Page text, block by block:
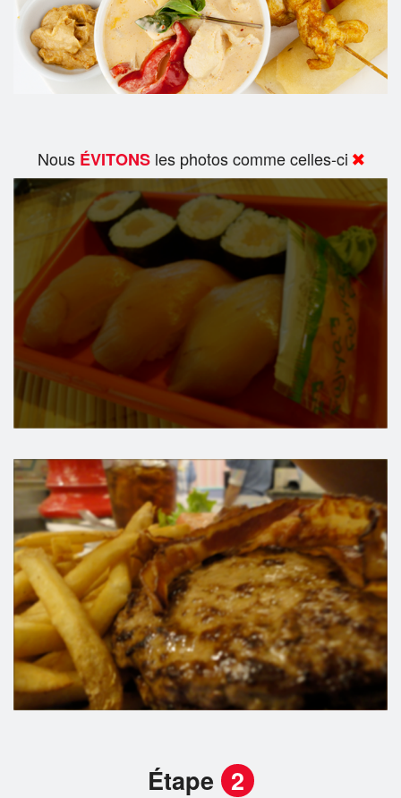
Nous ÉVITONSles photos comme celles-ci
Étape 2